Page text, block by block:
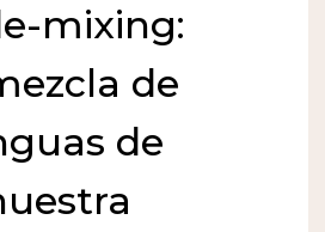
mixing:
de
de